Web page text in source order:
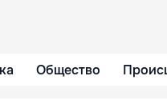
Общество